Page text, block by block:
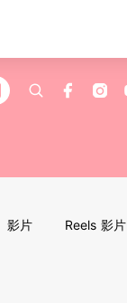
影片 Reels 影片